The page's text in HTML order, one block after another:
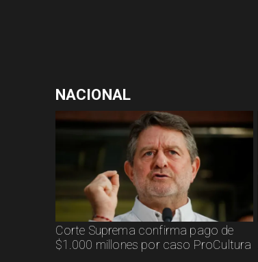
NACIONAL
Corte Suprema confirma pago de
$1.000 millones por caso ProCultura